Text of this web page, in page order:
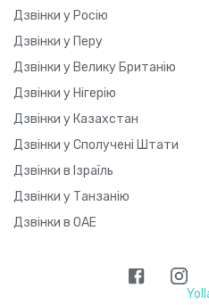
Дзвінки у Росію
Дзвінки у Перу
Дзвінки у Велику Британію
Дзвінки у Нігерію
Дзвінки у Казахстан
Дзвінки у Сполучені Штати
Дзвінки в Ізраїль
Дзвінки у Танзанію
Дзвінки в ОАЕ